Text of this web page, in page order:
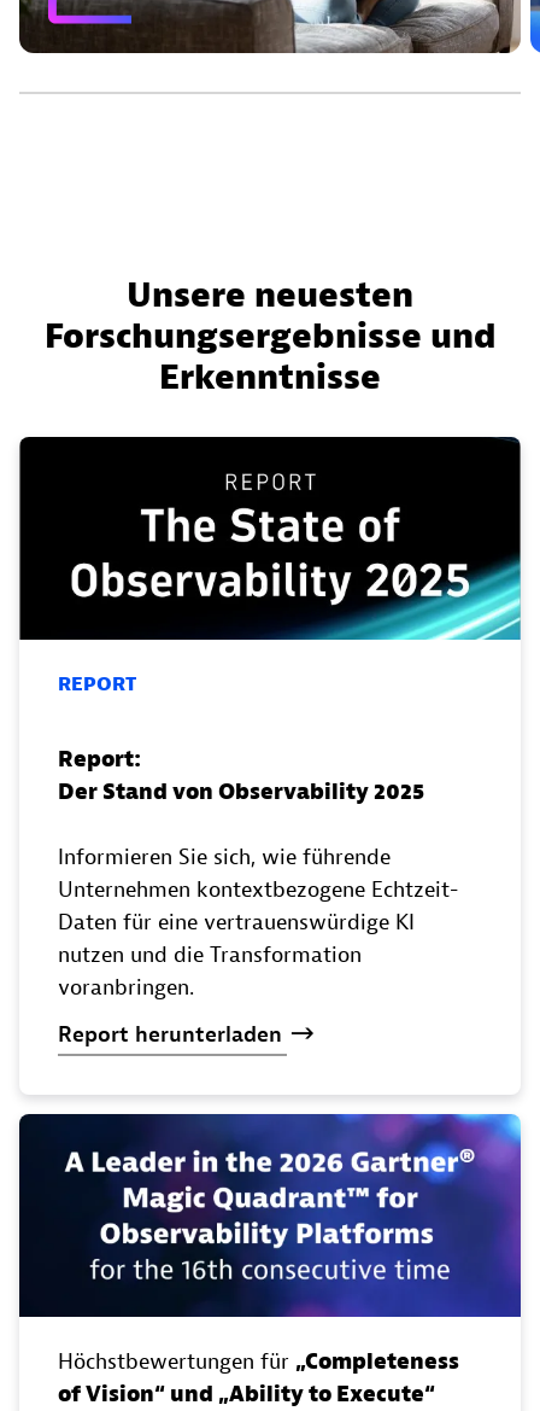
Unsere neuesten
Forschungsergebnisse und
Erkenntnisse
REPORT
Report:
Der Stand von Observability 2025
Informieren Sie sich, wie führende
Unternehmen kontextbezogene Echtzeit-
Daten für eine vertrauenswürdige KI
nutzen und die Transformation
voranbringen.
Report herunterladen
Höchstbewertungen für „Completeness
of Vision“ und „Ability to Execute“